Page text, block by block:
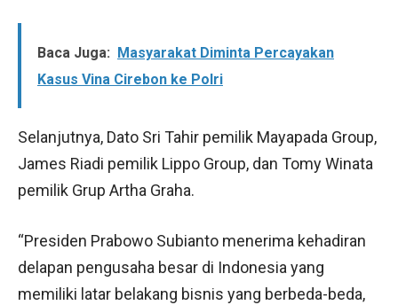
Baca Juga:
Masyarakat Diminta Percayakan
Kasus Vina Cirebon ke Polri
Selanjutnya, Dato Sri Tahir pemilik Mayapada Group,
James Riadi pemilik Lippo Group, dan Tomy Winata
pemilik Grup Artha Graha.
“Presiden Prabowo Subianto menerima kehadiran
delapan pengusaha besar di Indonesia yang
memiliki latar belakang bisnis yang berbeda-beda,